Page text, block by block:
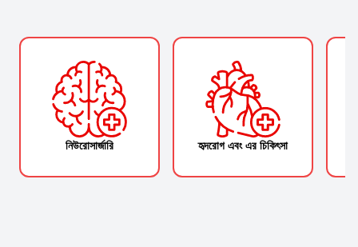
নিউরোসার্জারি হৃদরোগ এবং এর চিকিৎসা